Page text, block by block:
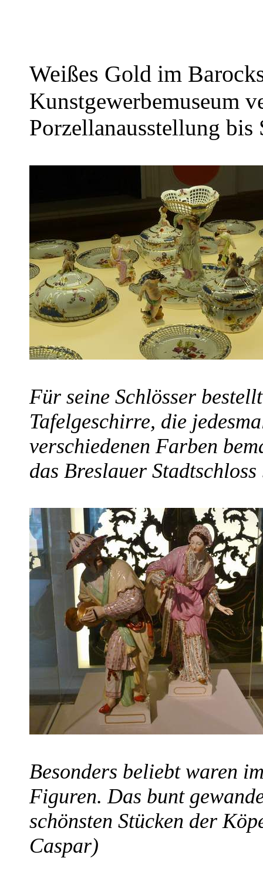
Weißes Gold im
Kunstgewerbemuseum
Porzellanausstellung bis
Für seine Schlösser
Tafelgeschirre, die
verschiedenen Farben
das Breslauer
Besonders beliebt waren
Figuren. Das bunt
schönsten Stücken der
Caspar)